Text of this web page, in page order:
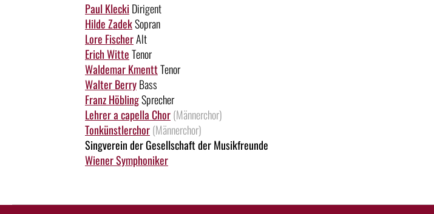
Paul Klecki Dirigent
Hilde ZadekSopran
Lore FischerAlt
Erich WitteTenor
Waldemar KmenttTenor
Walter BerryBass
Franz HöblingSprecher
Lehrer a capella Chor(Männerchor)
Tonkünstlerchor(Männerchor)
Singverein der Gesellschaft der Musikfreunde
Wiener Symphoniker